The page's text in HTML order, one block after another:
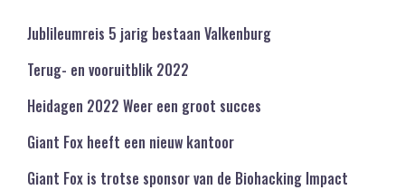
Jublileumreis 5 jarig bestaan Valkenburg
Terug- en vooruitblik 2022
Heidagen 2022 Weer een groot succes
Giant Fox heeft een nieuw kantoor
Giant Fox is trotse sponsor van de Biohacking Impact